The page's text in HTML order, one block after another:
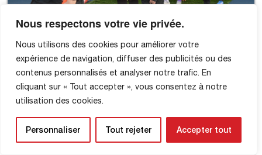
Nous respectons votre vie privée.
Nous utilisons des cookies pour améliorer votre
expérience de navigation, diffuser des publicités ou des
contenus personnalisés et analyser notre trafic. En
cliquant sur « Tout accepter », vous consentez à notre
utilisation des cookies.
Personnaliser Tout rejeter Accepter tout